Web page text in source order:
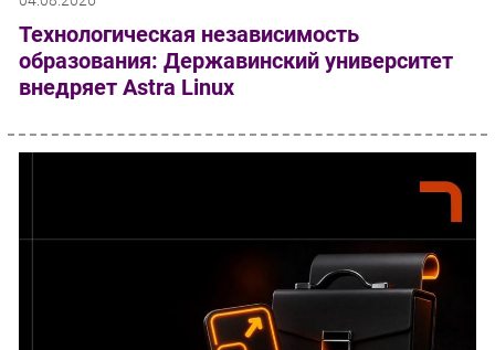
Технологическая независимость
образования: Державинский университет
внедряет Astra Linux